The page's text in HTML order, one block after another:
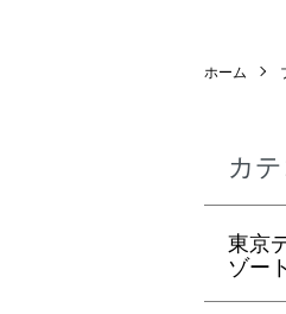
ホーム
カ
東京
ゾー